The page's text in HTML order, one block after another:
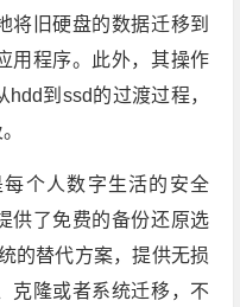
将旧硬盘的数据迁移到
用程序。此外，其操作
到ssd的过渡过程，
个人数字生活的安全
供了免费的备份还原选
的替代方案，提供无损
克隆或者系统迁移，不